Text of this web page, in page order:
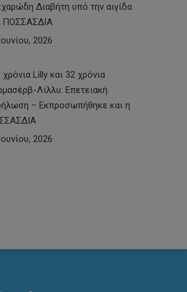
Διαβήτη υπό την αιγίδα
ΠΟΣΣΑΣΔΙΑ
2026
χρόνια Lilly και 32 χρόνια
Λίλλυ: Eπετειακή
– Εκπροσωπήθηκε και η
2026